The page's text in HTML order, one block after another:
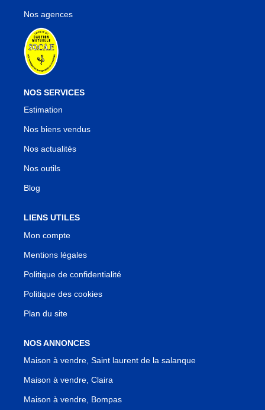
Nos agences
NOS SERVICES
Estimation
Nos biens vendus
Nos actualités
Nos outils
Blog
LIENS UTILES
Mon compte
Mentions légales
Politique de confidentialité
Politique des cookies
Plan du site
NOS ANNONCES
Maison à vendre, Saint laurent de la salanque
Maison à vendre, Claira
Maison à vendre, Bompas